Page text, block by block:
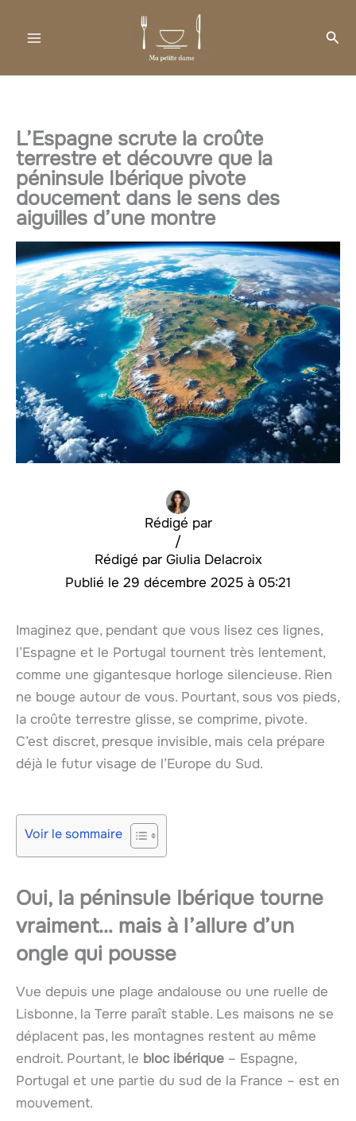
L’Espagne scrute la croûte
terrestre et découvre que la
péninsule Ibérique pivote
doucement dans le sens des
aiguilles d’une montre
Rédigé par
Giulia Delacroix
/
29 décembre 2025 à 05:21
Imaginez que, pendant que vous lisez ces lignes,
l’Espagne et le Portugal tournent très lentement,
comme une gigantesque horloge silencieuse. Rien
ne bouge autour de vous. Pourtant, sous vos pieds,
la croûte terrestre glisse, se comprime, pivote.
C’est discret, presque invisible, mais cela prépare
déjà le futur visage de l’Europe du Sud.
Voir le sommaire
Oui, la péninsule Ibérique tourne
vraiment… mais à l’allure d’un
ongle qui pousse
Vue depuis une plage andalouse ou une ruelle de
Lisbonne, la Terre paraît stable. Les maisons ne se
déplacent pas, les montagnes restent au même
endroit. Pourtant, le bloc ibérique – Espagne,
Portugal et une partie du sud de la France – est en
mouvement.